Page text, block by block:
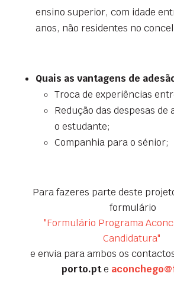
ensino superior, com idade
anos, não residentes no
Quais as vantagens de
Troca de experiências
Redução das despesas
o estudante;
Companhia para o sénior;
Para fazeres parte deste
formulário
"Formulário Programa
Candidatura"
e envia para ambos os
porto.pte